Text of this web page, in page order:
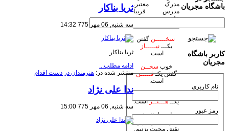
ثریا بناکار
سه شنبه, 06 مهر 775 14:32
ثریا بناکار
ادامه مطلب...
منتشر شده در: هنرمندان در دست اقدام
ندا علی نژاد
سه شنبه, 06 مهر 775 15:00
مدرک معتبر.
مدرس فریبا
علومی یزدی
سخـــــن گفتن
یکـــنیـــــاز
است.
خوب سخــن
گفتن یکـفـــــن
است.
یکــهـــنــراست.
بیاییم با هنر خود
نقش محبت بزنیم.
باشگاه مجریان
کاربر باشگاه
مجریان
نام کاربری
رمز عبور